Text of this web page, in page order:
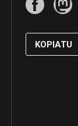
KOPIATU